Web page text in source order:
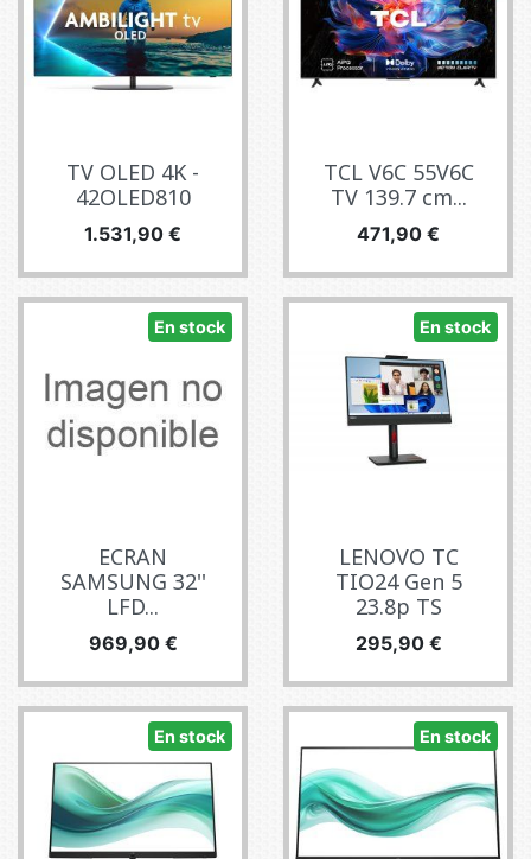
TV OLED 4K -
42OLED810
Precio
1.531,90 €
TCL V6C 55V6C
TV 139.7 cm...
Precio
471,90 €
En stock
ECRAN
SAMSUNG 32''
LFD...
Precio
969,90 €
En stock
LENOVO TC
TIO24 Gen 5
23.8p TS
Precio
295,90 €
En stock En stock